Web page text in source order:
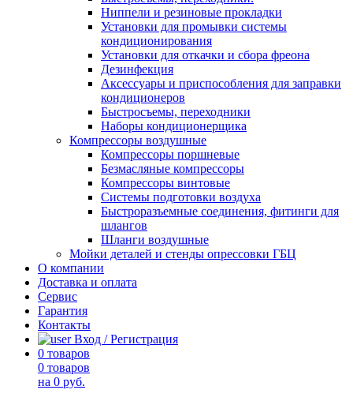
Ниппели и резиновые прокладки
Установки для промывки системы
кондиционирования
Установки для откачки и сбора фреона
Дезинфекция
Аксессуары и приспособления для заправки
кондиционеров
Быстросъемы, переходники
Наборы кондиционерщика
Компрессоры воздушные
Компрессоры поршневые
Безмасляные компрессоры
Компрессоры винтовые
Системы подготовки воздуха
Быстроразъемные соединения, фитинги для
шлангов
Шланги воздушные
Мойки деталей и стенды опрессовки ГБЦ
О компании
Доставка и оплата
Сервис
Гарантия
Контакты
Вход / Регистрация
0 товаров
0 товаров
на 0 руб.